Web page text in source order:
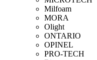
Milfoam
MORA
Olight
ONTARIO
OPINEL
PRO-TECH